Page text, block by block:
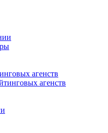
агенств
агенств